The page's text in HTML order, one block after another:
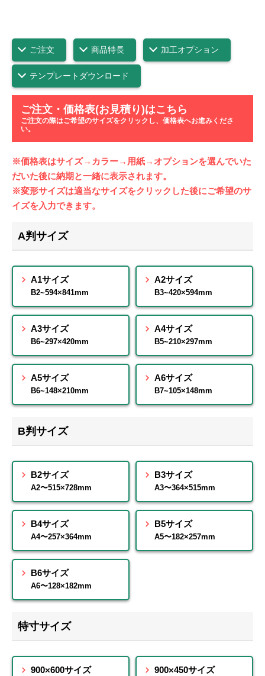
ご注文 商品特長 加工オプション
テンプレートダウンロード
ご注文・価格表(お見積り)はこちら
ご注文の際はご希望のサイズをクリックし、価格表へお進みくださ
い。
※価格表はサイズ→カラー→用紙→オプションを選んでいた
だいた後に納期と一緒に表示されます。
※変形サイズは適当なサイズをクリックした後にご希望のサ
イズを入力できます。
A判サイズ
A1サイズ
B2~594×841mm
A2サイズ
B3~420×594mm
A3サイズ
B6~297×420mm
A4サイズ
B5~210×297mm
A5サイズ
B6~148×210mm
A6サイズ
B7~105×148mm
B判サイズ
B2サイズ
A2〜515×728mm
B3サイズ
A3〜364×515mm
B4サイズ
A4〜257×364mm
B5サイズ
A5〜182×257mm
B6サイズ
A6〜128×182mm
特寸サイズ
900×600サイズ 900×450サイズ